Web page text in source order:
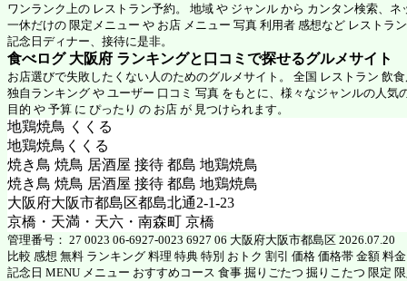
ワンランク上の レストラン予約。 地域 や ジャンル から カンタン検索、ネ
一休だけの 限定メニュー や お店 メニュー 写真 利用者 感想など レストラ
記念日ディナー、接待に是非。
食べログ 大阪府 ランキングと口コミで探せるグルメサイト
お店選びで失敗したくない人のためのグルメサイト。 全国 レストラン 飲
独自ランキング や ユーザー 口コミ 写真 をもとに、様々なジャンルの人気
目的 や 予算 に ぴったり の お店 が 見つけられます。
地鶏焼鳥 くくる
地鶏焼鳥くくる
焼き鳥 焼鳥 居酒屋 接待 都島 地鶏焼鳥
焼き鳥 焼鳥 居酒屋 接待 都島 地鶏焼鳥
大阪府大阪市都島区都島北通2‐1‐23
京橋・天満・天六・南森町 京橋
管理番号： 27 0023 06-6927-0023 6927 06 大阪府大阪市都島区 2026.07.20
比較 感想 無料 ランキング 料理 特典 特別 おトク 割引 価格 価格帯 金額 料
記念日 MENU メニュー おすすめコース 食事 掘りごたつ 掘りこたつ 限定